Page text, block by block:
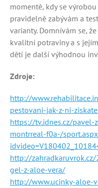
momentě, kdy se
pravidelně zabývám a
varianty. Domnívám se,
kvalitní potraviny a s
dětí je další výhodnou
Zdroje:
http://
pestovani-jak-z-ni-
https://tv.idnes.cz/pavel-
montrreal-f0a-/
http://
gel-z-aloe-vera/
http://www.ucinky-aloe-